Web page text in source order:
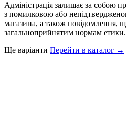
Адміністрація залишає за собою
з помилковою або
магазина, а також повідомлення,
загальноприйнятим нормам етики.
Ще варіанти Перейти в каталог →